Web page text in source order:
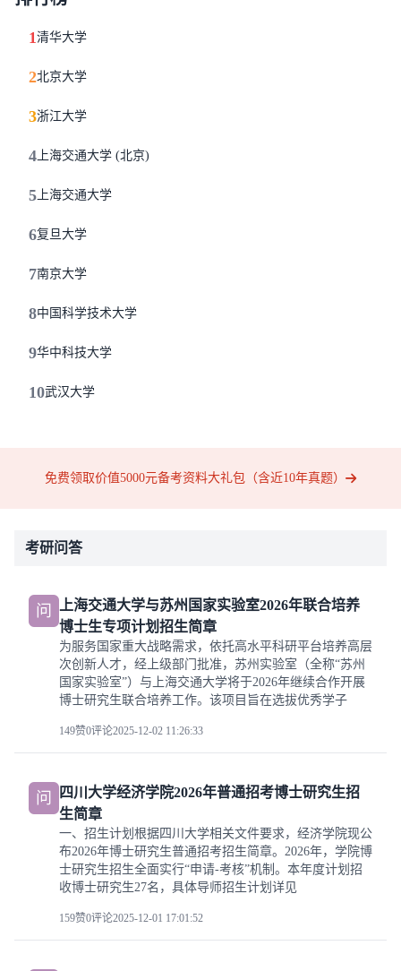
1清华大学
2北京大学
3浙江大学
4 上海交通大学 (北京)
5 上海交通大学
6复旦大学
7南京大学
8中国科学技术大学
9华中科技大学
10武汉大学
免费领取价值5000元备考资料大礼包（含近10年真题）
考研问答
问
上海交通大学与苏州国家实验室2026年联合培养
博士生专项计划招生简章
为服务国家重大战略需求，依托高水平科研平台培养高层
次创新人才，经上级部门批准，苏州实验室（全称“苏州
国家实验室”）与上海交通大学将于2026年继续合作开展
博士研究生联合培养工作。该项目旨在选拔优秀学子
149赞0评论2025-12-02 11:26:33
问
四川大学经济学院2026年普通招考博士研究生招
生简章
一、招生计划根据四川大学相关文件要求，经济学院现公
布2026年博士研究生普通招考招生简章。2026年，学院博
士研究生招生全面实行“申请-考核”机制。本年度计划招
收博士研究生27名，具体导师招生计划详见
159赞0评论2025-12-01 17:01:52